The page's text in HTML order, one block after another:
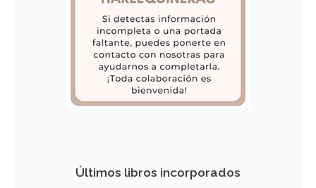
Últimos libros incorporados